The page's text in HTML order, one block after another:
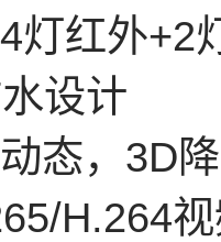
灯红外+2
设计
态，3D
H.264